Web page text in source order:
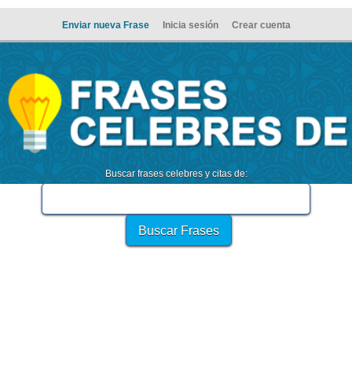
Enviar nueva Frase Inicia sesión Crear cuenta
Buscar frases celebres y citas de: